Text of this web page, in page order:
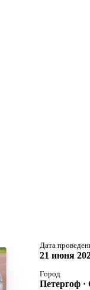
Дата
21 июня
Город
Петергоф ·